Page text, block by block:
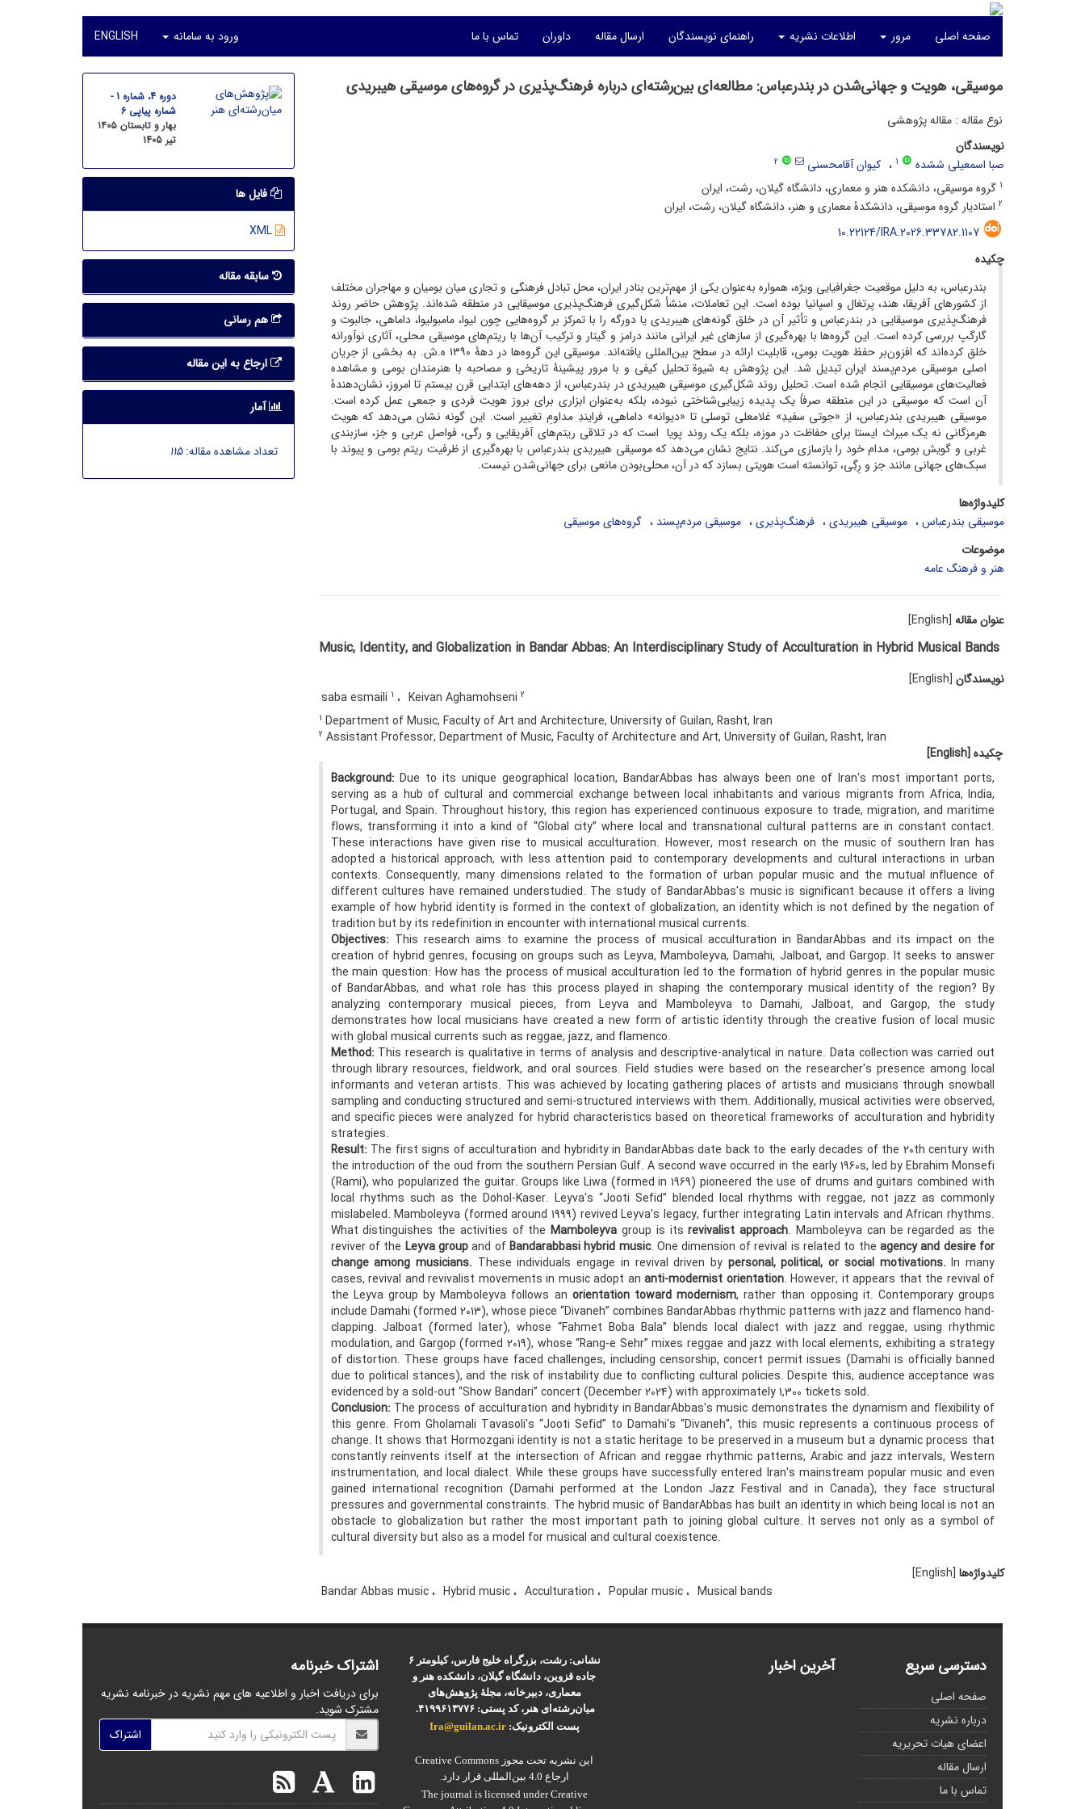
صفحه اصلی مرور اطلاعات نشریه راهنمای نویسندگان ارسال مقاله داوران تماس با ما ورود به سامانه ENGLISH
موسیقی، هویت و جهانی‌شدن در بندرعباس: مطالعه‌ای بین‌رشته‌ای درباره فرهنگ‌پذیری در گروه‌های موسیقی هیبریدی
نوع مقاله : مقاله پژوهشی
نویسندگان
صبا اسمعیلی ششده
1 کیوان آقامحسنی
2
1 گروه موسیقی، دانشکده هنر و معماری، دانشگاه گیلان، رشت، ایران
2 استادیار گروه موسیقی، دانشکدۀ معماری و هنر، دانشگاه گیلان، رشت، ایران
10.22124/IRA.2026.33782.1107
چکیده
بندرعباس، به دلیل موقعیت جغرافیایی ویژه، همواره به‌عنوان یکی از مهم‌ترین بنادر ایران، محل تبادل فرهنگی و تجاری میان بومیان و مهاجران مختلف
از کشورهای آفریقا، هند، پرتغال و اسپانیا بوده است. این تعاملات، منشأ شکل‌گیری فرهنگ‌پذیری موسیقایی در منطقه شده‌اند. پژوهش حاضر روند
فرهنگ‌پذیری موسیقایی در بندرعباس و تأثیر آن در خلق گونه‌های هیبریدی یا دورگه را با تمرکز بر گروه‌هایی چون لیوا، مامبولیوا، داماهی، جالبوت و
گارگپ بررسی کرده است. این گروه‌ها با بهره‌گیری از سازهای غیر ایرانی مانند درامز و گیتار و ترکیب آن‌ها با ریتم‌های موسیقی محلی، آثاری نوآورانه
خلق کرده‌اند که افزون‌بر حفظ هویت بومی، قابلیت ارائه در سطح بین‌المللی یافته‌اند. موسیقی این گروه‌ها در دهۀ ۱۳۹۰ ه.ش. به بخشی از جریان
اصلی موسیقی مردم‌پسند ایران تبدیل شد. این پژوهش به شیوة‌ تحلیل کیفی و با مرور پیشینۀ تاریخی و مصاحبه با هنرمندان بومی و مشاهده
فعالیت‌های موسیقایی انجام شده است. تحلیل روند شکل‌گیری موسیقی هیبریدی در بندرعباس، از دهه‌های ابتدایی قرن بیستم تا امروز، نشان‌دهندۀ
آن است که موسیقی در این منطقه صرفاً یک پدیده زیبایی‌شناختی نبوده، بلکه به‌عنوان ابزاری برای بروز هویت فردی و جمعی عمل کرده است.
موسیقی هیبریدی بندرعباس، از «جوتی سفیدِ» غلامعلی توسلی تا «دیوانه» داماهی، فرایندِ مداومِ تغییر است. این گونه نشان می‌دهد که هویت
هرمزگانی نه یک میراث ایستا برای حفاظت در موزه، بلکه یک روند پویا است که در تلاقی ریتم‌های آفریقایی و رگی، فواصل عربی و جَز، سازبندی
غربی و گویش بومی، مدام خود را بازسازی می‌کند. نتایج نشان می‌دهد که موسیقی هیبریدی بندرعباس با بهره‌گیری از ظرفیت ریتم بومی و پیوند با
سبک‌های جهانی مانند جز و رِگِی، توانسته است هویتی بسازد که در آن، محلی‌بودن مانعی برای جهانی‌شدن نیست.
کلیدواژه‌ها
موسیقی بندرعباس
موسیقی هیبریدی فرهنگ‌پذیری موسیقی مردم‌پسند
گروه‌های موسیقی
موضوعات
هنر و فرهنگ عامه
عنوان مقاله [English]
Music, Identity, and Globalization in Bandar Abbas: An Interdisciplinary Study of Acculturation in Hybrid Musical Bands
نویسندگان [English]
saba esmaili 1 Keivan Aghamohseni 2
1 Department of Music, Faculty of Art and Architecture, University of Guilan, Rasht, Iran
2 Assistant Professor, Department of Music, Faculty of Architecture and Art, University of Guilan, Rasht, Iran
چکیده [English]
Background:Due to its unique geographical location, BandarAbbas has always been one of Iran's most important ports,
serving as a hub of cultural and commercial exchange between local inhabitants and various migrants from Africa, India,
Portugal, and Spain. Throughout history, this region has experienced continuous exposure to trade, migration, and maritime
flows, transforming it into a kind of “Global city” where local and transnational cultural patterns are in constant contact.
These interactions have given rise to musical acculturation. However, most research on the music of southern Iran has
adopted a historical approach, with less attention paid to contemporary developments and cultural interactions in urban
contexts. Consequently, many dimensions related to the formation of urban popular music and the mutual influence of
different cultures have remained understudied. The study of BandarAbbas's music is significant because it offers a living
example of how hybrid identity is formed in the context of globalization, an identity which is not defined by the negation of
tradition but by its redefinition in encounter with international musical currents.
Objectives: This research aims to examine the process of musical acculturation in BandarAbbas and its impact on the
creation of hybrid genres, focusing on groups such as Leyva, Mamboleyva, Damahi, Jalboat, and Gargop. It seeks to answer
the main question: How has the process of musical acculturation led to the formation of hybrid genres in the popular music
of BandarAbbas, and what role has this process played in shaping the contemporary musical identity of the region? By
analyzing contemporary musical pieces, from Leyva and Mamboleyva to Damahi, Jalboat, and Gargop, the study
demonstrates how local musicians have created a new form of artistic identity through the creative fusion of local music
with global musical currents such as reggae, jazz, and flamenco.
Method: This research is qualitative in terms of analysis and descriptive-analytical in nature. Data collection was carried out
through library resources, fieldwork, and oral sources. Field studies were based on the researcher's presence among local
informants and veteran artists. This was achieved by locating gathering places of artists and musicians through snowball
sampling and conducting structured and semi-structured interviews with them. Additionally, musical activities were observed,
and specific pieces were analyzed for hybrid characteristics based on theoretical frameworks of acculturation and hybridity
strategies.
Result: The first signs of acculturation and hybridity in BandarAbbas date back to the early decades of the 20th century with
the introduction of the oud from the southern Persian Gulf. A second wave occurred in the early 1960s, led by Ebrahim Monsefi
(Rami), who popularized the guitar. Groups like Liwa (formed in 1969) pioneered the use of drums and guitars combined with
local rhythms such as the Dohol-Kaser. Leyva's “Jooti Sefid” blended local rhythms with reggae, not jazz as commonly
mislabeled. Mamboleyva (formed around 1999) revived Leyva's legacy, further integrating Latin intervals and African rhythms.
What distinguishes the activities of theMamboleyva group is itsrevivalist approach. Mamboleyva can be regarded as the
reviver of the Leyva groupand ofBandarabbasi hybrid music. One dimension of revival is related to the agency and desire for
change among musicians.These individuals engage in revival driven by personal, political, or social motivations.In many
cases, revival and revivalist movements in music adopt an anti‑modernist orientation. However, it appears that the revival of
the Leyva group by Mamboleyva follows an orientation toward modernism, rather than opposing it. Contemporary groups
include Damahi (formed 2013), whose piece “Divaneh” combines BandarAbbas rhythmic patterns with jazz and flamenco hand-
clapping. Jalboat (formed later), whose “Fahmet Boba Bala” blends local dialect with jazz and reggae, using rhythmic
modulation, and Gargop (formed 2019), whose “Rang-e Sehr” mixes reggae and jazz with local elements, exhibiting a strategy
of distortion. These groups have faced challenges, including censorship, concert permit issues (Damahi is officially banned
due to political stances), and the risk of instability due to conflicting cultural policies. Despite this, audience acceptance was
evidenced by a sold-out “Show Bandari” concert (December 2024) with approximately 1,300 tickets sold.
Conclusion: The process of acculturation and hybridity in BandarAbbas's music demonstrates the dynamism and flexibility of
this genre. From Gholamali Tavasoli's “Jooti Sefid” to Damahi's “Divaneh”, this music represents a continuous process of
change. It shows that Hormozgani identity is not a static heritage to be preserved in a museum but a dynamic process that
constantly reinvents itself at the intersection of African and reggae rhythmic patterns, Arabic and jazz intervals, Western
instrumentation, and local dialect. While these groups have successfully entered Iran's mainstream popular music and even
gained international recognition (Damahi performed at the London Jazz Festival and in Canada), they face structural
pressures and governmental constraints. The hybrid music of BandarAbbas has built an identity in which being local is not an
obstacle to globalization but rather the most important path to joining global culture. It serves not only as a symbol of
cultural diversity but also as a model for musical and cultural coexistence.
کلیدواژه‌ها [English]
Bandar Abbas music
Hybrid music Acculturation Popular music Musical bands
دوره 4، شماره 1 -
شماره پیاپی 6
بهار و تابستان ۱۴۰۵
تیر 1405
فایل ها
XML
سابقه مقاله
هم رسانی
ارجاع به این مقاله
آمار
تعداد مشاهده مقاله:115
دسترسی سریع
صفحه اصلی
درباره نشریه
اعضای هیات تحریریه
ارسال مقاله
تماس با ما
آخرین اخبار
نشانی: رشت، بزرگراه خلیج فارس، کیلومتر ۶
جاده قزوین، دانشگاه گیلان، دانشکده هنر و
معماری، دبیرخانه، مجلۀ پژوهش‌های
میان‌رشته‌ای هنر، کد پستی: ۴۱۹۹۶۱۳۷۷۶.
پست الکترونیک:Ira@guilan.ac.ir
این نشریه تحت مجوز Creative Commons
ارجاع 4.0 بین‌المللی قرار دارد.
The journal is licensed under Creative
اشتراک خبرنامه
برای دریافت اخبار و اطلاعیه های مهم نشریه در خبرنامه نشریه
مشترک شوید.
اشتراک